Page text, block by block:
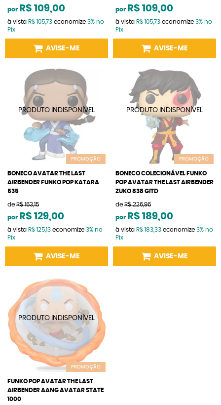
por R$ 109,00
à vista R$ 105,73 economize 3% no
Pix
AVISE-ME
por R$ 109,00
à vista R$ 105,73 economize 3% no
Pix
AVISE-ME
PROMOÇÃO
BONECO AVATAR THE LAST
AIRBENDER FUNKO POP KATARA
535
de R$ 163,15
por R$ 129,00
à vista R$ 125,13 economize 3% no
Pix
AVISE-ME
PROMOÇÃO
BONECO COLECIONÁVEL FUNKO
POP AVATAR THE LAST AIRBENDER
ZUKO 838 GITD
de R$ 226,96
por R$ 189,00
à vista R$ 183,33 economize 3% no
Pix
AVISE-ME
PROMOÇÃO
FUNKO POP AVATAR THE LAST
AIRBENDER AANG AVATAR STATE
1000